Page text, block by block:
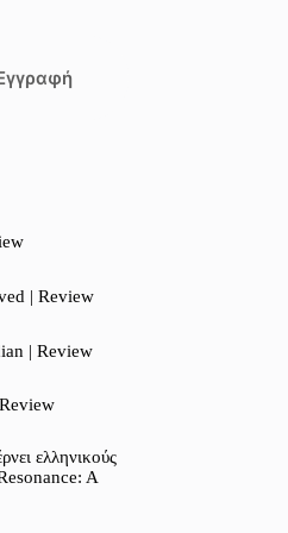
| Review
| Review
ελληνικούς
A